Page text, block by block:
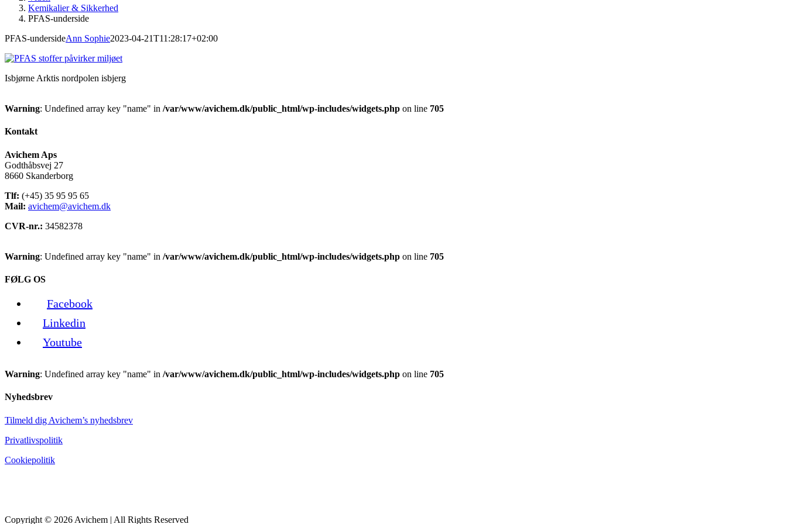
Kemikalier & Sikkerhed
PFAS-underside
PFAS-undersideAnn Sophie2023-04-21T11:28:17+02:00
Isbjørne Arktis nordpolen isbjerg
Warning: Undefined array key "name" in /var/www/avichem.dk/public_html/wp-includes/widgets.php on line 705
Kontakt
Avichem Aps
Godthåbsvej 27
8660 Skanderborg
Tlf: (+45) 35 95 95 65
Mail: avichem@avichem.dk
CVR-nr.: 34582378
Warning: Undefined array key "name" in /var/www/avichem.dk/public_html/wp-includes/widgets.php on line 705
FØLG OS
Facebook
Linkedin
Youtube
Warning: Undefined array key "name" in /var/www/avichem.dk/public_html/wp-includes/widgets.php on line 705
Nyhedsbrev
Tilmeld dig Avichem’s nyhedsbrev
Privatlivspolitik
Cookiepolitik
Copyright © 2026 Avichem | All Rights Reserved